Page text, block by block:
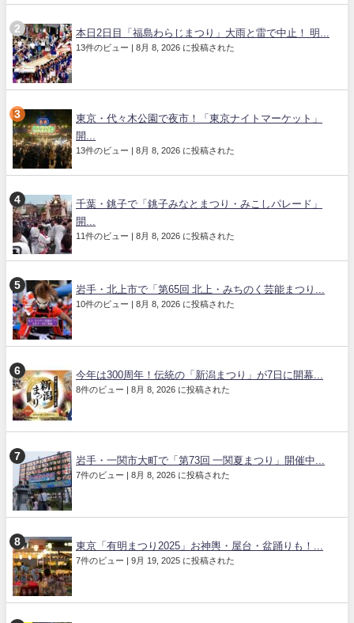
本日2日目「福島わらじまつり」大雨と雷で中止！ 明...
13件のビュー | 8月 8, 2026 に投稿された
東京・代々木公園で夜市！「東京ナイトマーケット」
開...
13件のビュー | 8月 8, 2026 に投稿された
千葉・銚子で「銚子みなとまつり・みこしパレード」
開...
11件のビュー | 8月 8, 2026 に投稿された
岩手・北上市で「第65回 北上・みちのく芸能まつり...
10件のビュー | 8月 8, 2026 に投稿された
今年は300周年！伝統の「新潟まつり」が7日に開幕...
8件のビュー | 8月 8, 2026 に投稿された
岩手・一関市大町で「第73回 一関夏まつり」開催中...
7件のビュー | 8月 8, 2026 に投稿された
東京「有明まつり2025」お神輿・屋台・盆踊りも！...
7件のビュー | 9月 19, 2025 に投稿された